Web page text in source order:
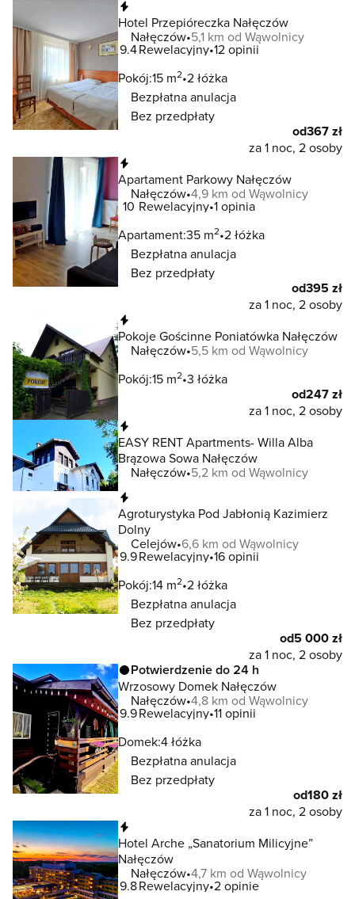
Hotel Przepióreczka Nałęczów
Nałęczów 5,1 km od Wąwolnicy
9.4Rewelacyjny 12 opinii
Pokój:15 m2 2 łóżka
Bezpłatna anulacja
Bez przedpłaty
od367 zł
za 1 noc, 2 osoby
Apartament Parkowy Nałęczów
Nałęczów 4,9 km od Wąwolnicy
10 Rewelacyjny 1 opinia
Apartament:35 m2 2 łóżka
Bezpłatna anulacja
Bez przedpłaty
od395 zł
za 1 noc, 2 osoby
Pokoje Gościnne Poniatówka Nałęczów
Nałęczów 5,5 km od Wąwolnicy
Pokój:15 m2 3 łóżka
od247 zł
za 1 noc, 2 osoby
EASY RENT Apartments- Willa Alba
Brązowa Sowa Nałęczów
Nałęczów 5,2 km od Wąwolnicy
Agroturystyka Pod Jabłonią Kazimierz
Dolny
Celejów 6,6 km od Wąwolnicy
9.9Rewelacyjny 16 opinii
Pokój:14 m2 2 łóżka
Bezpłatna anulacja
Bez przedpłaty
od5 000 zł
za 1 noc, 2 osoby
Potwierdzenie do 24 h
Wrzosowy Domek Nałęczów
Nałęczów 4,8 km od Wąwolnicy
9.9Rewelacyjny 11 opinii
Domek:4 łóżka
Bezpłatna anulacja
Bez przedpłaty
od180 zł
za 1 noc, 2 osoby
Hotel Arche „Sanatorium Milicyjne”
Nałęczów
Nałęczów 4,7 km od Wąwolnicy
9.8Rewelacyjny 2 opinie